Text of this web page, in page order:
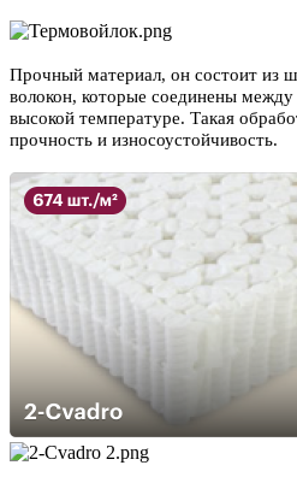
Прочный материал, он состоит из
волокон, которые соединены
высокой температуре. Такая
прочность и износоустойчивость.